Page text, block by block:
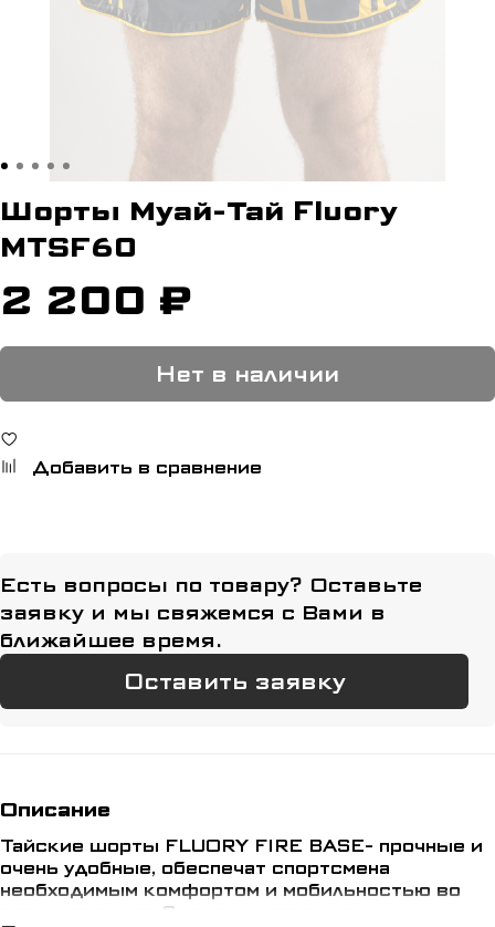
Шорты Муай-Тай Fluory
MTSF60
2 200 ₽
Нет в наличии
Добавить в сравнение
Есть вопросы по товару? Оставьте
заявку и мы свяжемся с Вами в
ближайшее время.
Оставить заявку
Описание
Тайские шорты FLUORY FIRE BASE- прочные и
очень удобные, обеспечат спортсмена
необходимым комфортом и мобильностью во
время тренинга.Сделаны шорты из